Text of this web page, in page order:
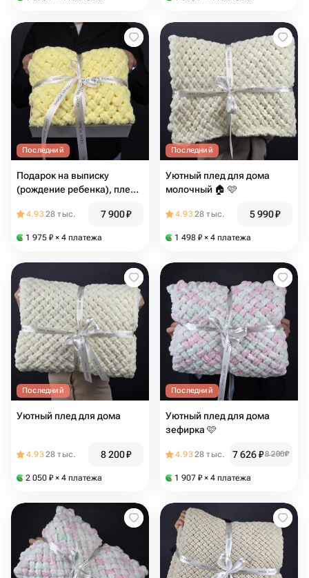
Последний
Подарок на выписку
(рождение ребенка), плед
4.9328 тыс. 7 900₽
1 975 ₽ × 4 платежа
Последний
Уютный плед для дома
молочный 🏠 🩷
4.9328 тыс. 5 990₽
1 498 ₽ × 4 платежа
Последний
Уютный плед для дома
4.9328 тыс. 8 200₽
2 050 ₽ × 4 платежа
Последний
Уютный плед для дома
зефирка 🩷
4.9328 тыс. 7 626₽8 200₽
1 907 ₽ × 4 платежа